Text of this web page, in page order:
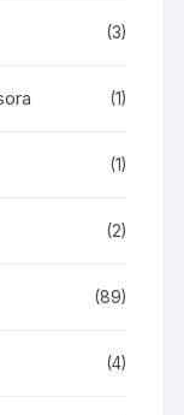
(3)
(1)
(1)
(2)
(89)
(4)